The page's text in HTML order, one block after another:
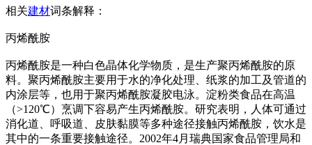
相关建材词条解释：
丙烯酰胺
丙烯酰胺是一种白色晶体化学物质，是生产聚丙烯酰胺的原
料。聚丙烯酰胺主要用于水的净化处理、纸浆的加工及管道的
内涂层等，也用于聚丙烯酰胺凝胶电泳。淀粉类食品在高温
（>120℃）烹调下容易产生丙烯酰胺。研究表明，人体可通过
消化道、呼吸道、皮肤黏膜等多种途径接触丙烯酰胺，饮水是
其中的一条重要接触途径。2002年4月瑞典国家食品管理局和